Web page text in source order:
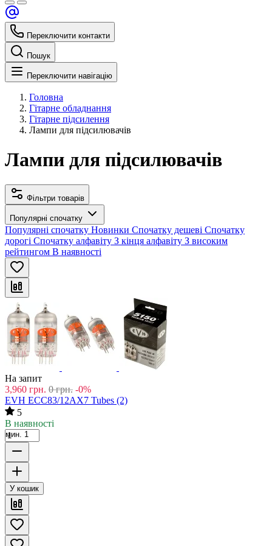
Переключити контакти
Пошук
Переключити навігацію
Головна
Гітарне обладнання
Гітарне підсилення
Лампи для підсилювачів
Лампи для підсилювачів
Фільтри товарів
Популярні спочатку
Популярні спочатку Новинки Спочатку дешеві Спочатку
дорогі Спочатку алфавіту З кінця алфавіту З високим
рейтингом В наявності
На запит
3,960 грн. 0 грн. -0%
EVH ECC83/12AX7 Tubes (2)
5
В наявності
мин. 1
У кошик